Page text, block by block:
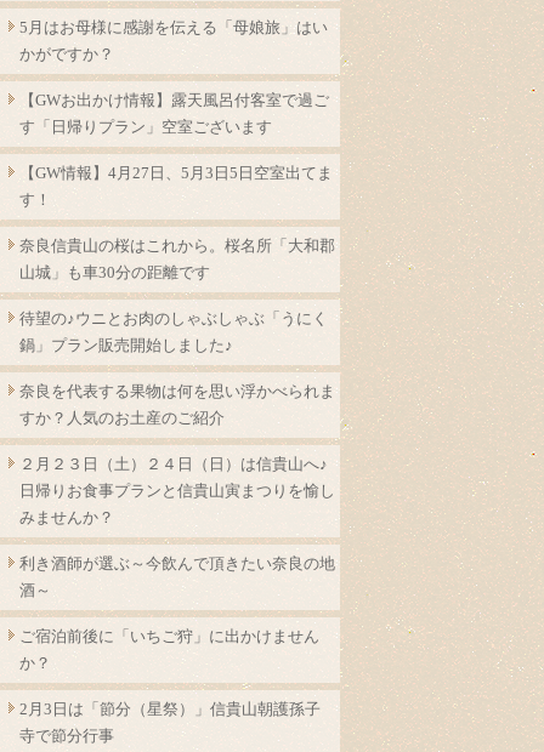
5月はお母様に感謝を伝える「母娘旅」はい
かがですか？
【GWお出かけ情報】露天風呂付客室で過ご
す「日帰りプラン」空室ございます
【GW情報】4月27日、5月3日5日空室出てま
す！
奈良信貴山の桜はこれから。桜名所「大和郡
山城」も車30分の距離です
待望の♪ウニとお肉のしゃぶしゃぶ「うにく
鍋」プラン販売開始しました♪
奈良を代表する果物は何を思い浮かべられま
すか？人気のお土産のご紹介
２月２３日（土）２４日（日）は信貴山へ♪
日帰りお食事プランと信貴山寅まつりを愉し
みませんか？
利き酒師が選ぶ～今飲んで頂きたい奈良の地
酒～
ご宿泊前後に「いちご狩」に出かけません
か？
2月3日は「節分（星祭）」信貴山朝護孫子
寺で節分行事